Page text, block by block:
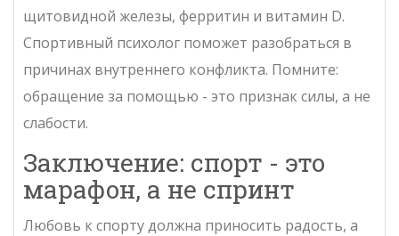
щитовидной железы, ферритин и витамин D.
Спортивный психолог поможет разобраться в
причинах внутреннего конфликта. Помните:
обращение за помощью - это признак силы, а не
слабости.
Заключение: спорт - это
марафон, а не спринт
Любовь к спорту должна приносить радость, а